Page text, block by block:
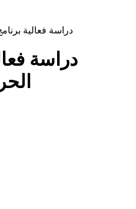
دراسة فعالية
دراسة